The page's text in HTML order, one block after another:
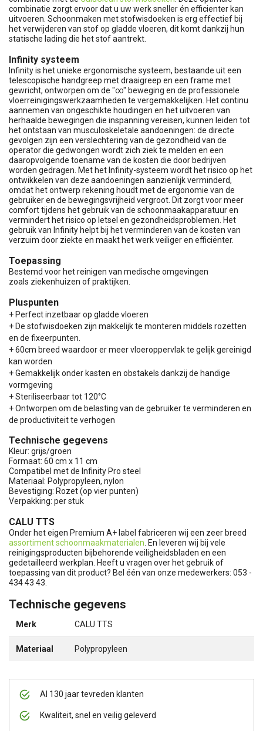
Al 130 jaar tevreden klanten
Kwaliteit, snel en veilig geleverd
combinatie zorgt ervoor dat u uw werk sneller én efficienter kan
uitvoeren. Schoonmaken met stofwisdoeken is erg effectief bij
het verwijderen van stof op gladde vloeren, dit komt dankzij hun
statische lading die het stof aantrekt.
Infinity systeem
Infinity is het unieke ergonomische systeem, bestaande uit een
telescopische handgreep met draaigreep en een frame met
gewricht, ontworpen om de "∞" beweging en de professionele
vloerreinigingswerkzaamheden te vergemakkelijken. Het continu
aannemen van ongeschikte houdingen en het uitvoeren van
herhaalde bewegingen die inspanning vereisen, kunnen leiden tot
het ontstaan ​​van musculoskeletale aandoeningen: de directe
gevolgen zijn een verslechtering van de gezondheid van de
operator die gedwongen wordt zich ziek te melden en een
daaropvolgende toename van de kosten die door bedrijven
worden gedragen. Met het Infinity-systeem wordt het risico op het
ontwikkelen van deze aandoeningen aanzienlijk verminderd,
omdat het ontwerp rekening houdt met de ergonomie van de
gebruiker en de bewegingsvrijheid vergroot. Dit zorgt voor meer
comfort tijdens het gebruik van de schoonmaakapparatuur en
vermindert het risico op letsel en gezondheidsproblemen. Het
gebruik van Infinity helpt bij het verminderen van de kosten van
verzuim door ziekte en maakt het werk veiliger en efficiënter.
Toepassing
Bestemd voor het reinigen van medische omgevingen
zoals ziekenhuizen of praktijken.
Pluspunten
+ Perfect inzetbaar op gladde vloeren
+ De stofwisdoeken zijn makkelijk te monteren middels rozetten
en de fixeerpunten.
+ 60cm breed waardoor er meer vloeroppervlak te gelijk gereinigd
kan worden
+ Gemakkelijk onder kasten en obstakels dankzij de handige
vormgeving
+ Steriliseerbaar tot 120°C
+ Ontworpen om de belasting van de gebruiker te verminderen en
de productiviteit te verhogen
Technische gegevens
Kleur: grijs/groen
Formaat: 60 cm x 11 cm
Compatibel met de Infinity Pro steel
Materiaal: Polypropyleen, nylon
Bevestiging: Rozet (op vier punten)
Verpakking: per stuk
CALU TTS
Onder het eigen Premium A+ label fabriceren wij een zeer breed
assortiment schoonmaakmaterialen . En leveren wij bij vele
reinigingsproducten bijbehorende veiligheidsbladen en een
gedetailleerd werkplan. Heeft u vragen over het gebruik of
toepassing van dit product? Bel één van onze medewerkers: 053 -
434 43 43.
Technische gegevens
Merk CALU TTS
Materiaal Polypropyleen